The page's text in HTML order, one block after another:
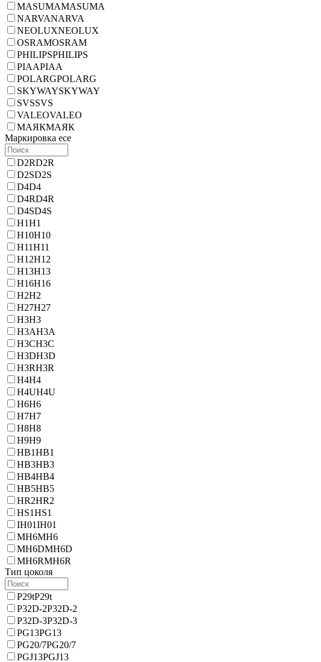
MASUMAMASUMA
NARVANARVA
NEOLUXNEOLUX
OSRAMOSRAM
PHILIPSPHILIPS
PIAAPIAA
POLARGPOLARG
SKYWAYSKYWAY
SVSSVS
VALEOVALEO
МАЯКМАЯК
Маркировка ece
D2RD2R
D2SD2S
D4D4
D4RD4R
D4SD4S
H1H1
H10H10
H11H11
H12H12
H13H13
H16H16
H2H2
H27H27
H3H3
H3AH3A
H3CH3C
H3DH3D
H3RH3R
H4H4
H4UH4U
H6H6
H7H7
H8H8
H9H9
HB1HB1
HB3HB3
HB4HB4
HB5HB5
HR2HR2
HS1HS1
IH01IH01
MH6MH6
MH6DMH6D
MH6RMH6R
Тип цоколя
P29tP29t
P32D-2P32D-2
P32D-3P32D-3
PG13PG13
PG20/7PG20/7
PGJ13PGJ13